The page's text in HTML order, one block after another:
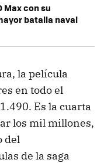
Max con su
batalla naval
la película
en todo el
Es la cuarta
los mil millones,
del
de la saga